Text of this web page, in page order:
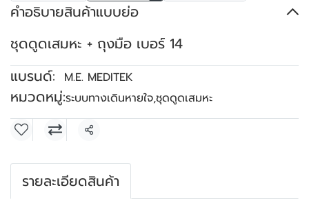
คำอธิบายสินค้าแบบย่อ
ชุดดูดเสมหะ + ถุงมือ เบอร์ 14
แบรนด์:
M.E. MEDITEK
หมวดหมู่:ระบบทางเดินหายใจ,ชุดดูดเสมหะ
แชร์
รายละเอียดสินค้า